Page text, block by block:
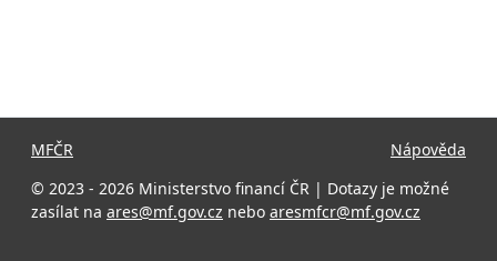
MFČR
Nápověda
© 2023 - 2026 Ministerstvo financí ČR | Dotazy je možné
zasílat na ares@mf.gov.cz nebo aresmfcr@mf.gov.cz